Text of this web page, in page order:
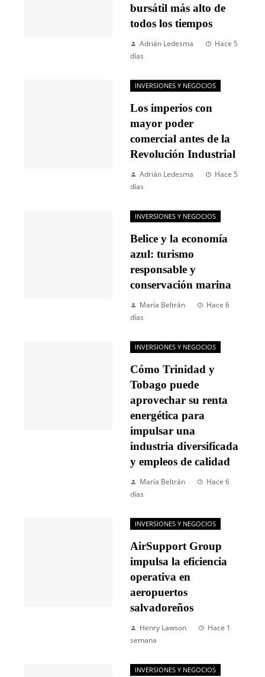
bursátil más alto de
todos los tiempos
Adrián Ledesma
Hace 5
días
INVERSIONES Y NEGOCIOS
Los imperios con
mayor poder
comercial antes de la
Revolución Industrial
Adrián Ledesma
Hace 5
días
INVERSIONES Y NEGOCIOS
Belice y la economía
azul: turismo
responsable y
conservación marina
María Beltrán
Hace 6
días
INVERSIONES Y NEGOCIOS
Cómo Trinidad y
Tobago puede
aprovechar su renta
energética para
impulsar una
industria diversificada
y empleos de calidad
María Beltrán
Hace 6
días
INVERSIONES Y NEGOCIOS
AirSupport Group
impulsa la eficiencia
operativa en
aeropuertos
salvadoreños
Henry Lawson
Hace 1
semana
INVERSIONES Y NEGOCIOS